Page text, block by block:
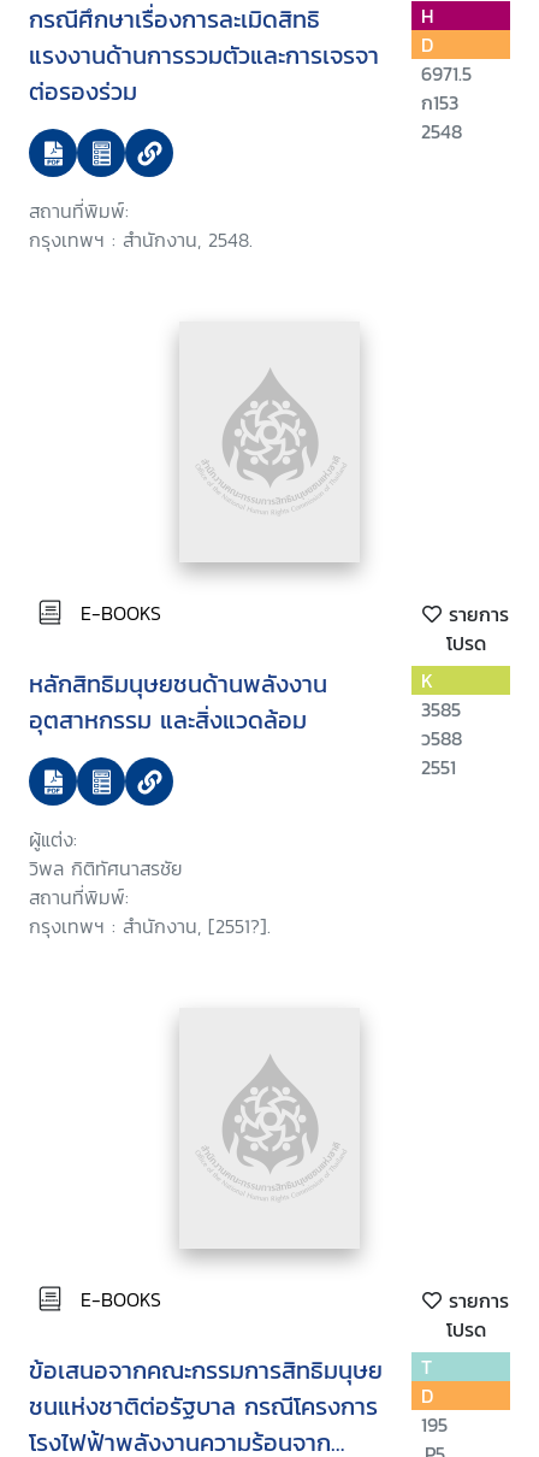
กรณีศึกษาเรื่องการละเมิดสิทธิ
แรงงานด้านการรวมตัวและการเจรจา
ต่อรองร่วม
สถานที่พิมพ์:
กรุงเทพฯ : สำนักงาน, 2548.
H
D
6971.5
ก153
2548
E-BOOKS
รายการ
โปรด
หลักสิทธิมนุษยชนด้านพลังงาน
อุตสาหกรรม และสิ่งแวดล้อม
ผู้แต่ง:
วิพล กิติทัศนาสรชัย
สถานที่พิมพ์:
กรุงเทพฯ : สำนักงาน, [2551?].
K
3585
ว588
2551
E-BOOKS
รายการ
โปรด
ข้อเสนอจากคณะกรรมการสิทธิมนุษย
ชนแห่งชาติต่อรัฐบาล กรณีโครงการ
โรงไฟฟ้าพลังงานความร้อนจาก
T
D
195